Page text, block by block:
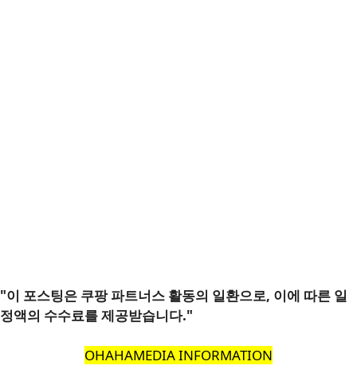
"이 포스팅은 쿠팡 파트너스 활동의 일환으로, 이에 따른 일
정액의 수수료를 제공받습니다."
OHAHAMEDIA INFORMATION